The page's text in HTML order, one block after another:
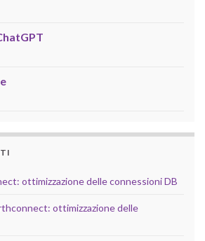
ottimizzazione delle connessioni DB
ottimizzazione delle